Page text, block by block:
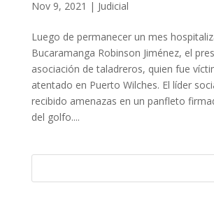
Nov 9, 2021 | Judicial
Luego de permanecer un mes
Bucaramanga Robinson Jiménez, el
asociación de taladreros, quien fue
atentado en Puerto Wilches. El líder
recibido amenazas en un panfleto
del golfo....